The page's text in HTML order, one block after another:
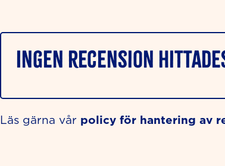
Ingen recension
Läs gärna vår policy för hantering av